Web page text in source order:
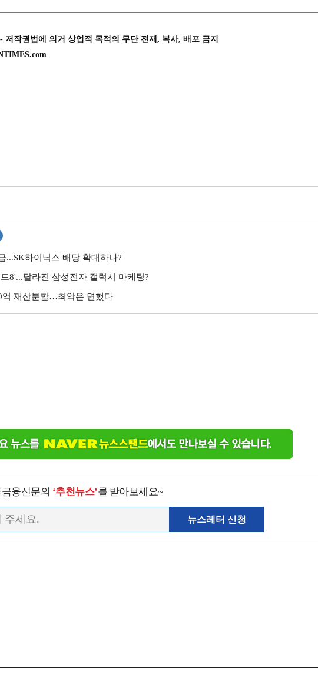
작권법에 의거 상업적 목적의 무단 전재, 복사, 배포 금지
...SK하이닉스 배당 확대하나?
8'...달라진 삼성전자 갤럭시 마케팅?
억 재산분할…최악은 면했다
융신문의 ‘추천뉴스’를 받아보세요~
뉴스레터 신청